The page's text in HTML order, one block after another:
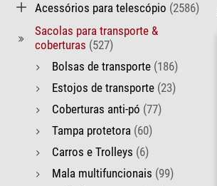
Acessórios para telescópio (2586)
Sacolas para transporte &
coberturas (527)
Bolsas de transporte (186)
Estojos de transporte (23)
Coberturas anti-pó (77)
Tampa protetora (60)
Carros e Trolleys (6)
Mala multifuncionais (99)